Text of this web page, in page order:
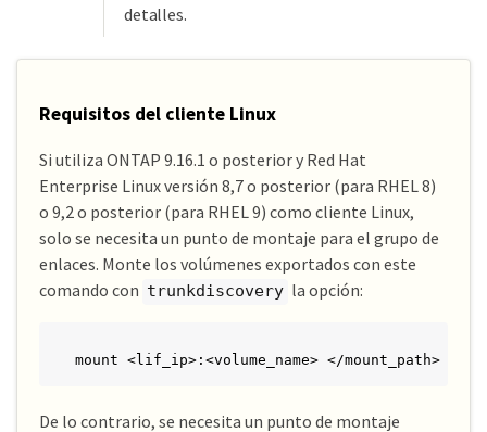
detalles.
Requisitos del cliente Linux
Si utiliza ONTAP 9.16.1 o posterior y Red Hat
Enterprise Linux versión 8,7 o posterior (para RHEL 8)
o 9,2 o posterior (para RHEL 9) como cliente Linux,
solo se necesita un punto de montaje para el grupo de
enlaces. Monte los volúmenes exportados con este
comando con trunkdiscovery la opción:
mount <lif_ip>:<volume_name> </mount_path> -o
De lo contrario, se necesita un punto de montaje